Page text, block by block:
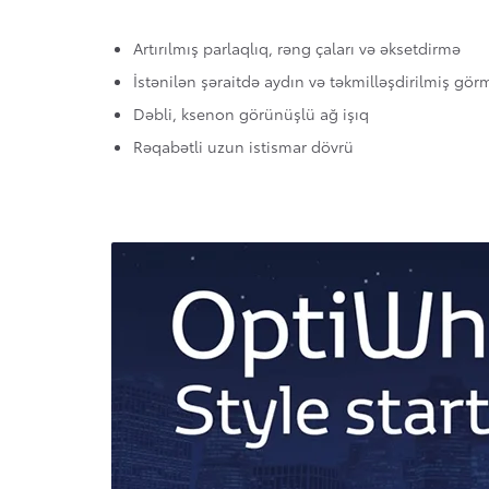
Artırılmış parlaqlıq, rəng çaları və əksetdirmə
İstənilən şəraitdə aydın və təkmilləşdirilmiş
Dəbli, ksenon görünüşlü ağ işıq
Rəqabətli uzun istismar dövrü